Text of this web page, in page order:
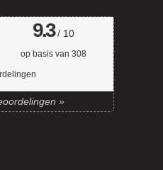
9.3/ 10
op basis van 308
»